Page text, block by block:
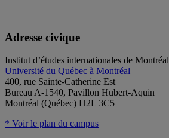
Adresse civique
Institut d’études internationales de Montréal
Université du Québec à Montréal
400, rue Sainte-Catherine Est
Bureau A-1540, Pavillon Hubert-Aquin
Montréal (Québec) H2L 3C5
* Voir le plan du campus